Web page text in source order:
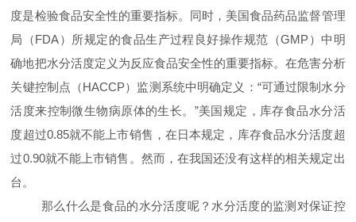
度是检验食品安全性的重要指标。同时，美国食品药品监督管理
局（FDA）所规定的食品生产过程良好操作规范（GMP）中明
确地把水分活度定义为反应食品安全性的重要指标。在危害分析
关键控制点（HACCP）监测系统中明确定义：“可通过限制水分
活度来控制微生物病原体的生长。”美国规定，库存食品水分活
度超过0.85就不能上市销售，在日本规定，库存食品水分活度超
过0.90就不能上市销售。然而，在我国还没有这样的相关规定出
台。
那么什么是食品的水分活度呢 ？水分活度的监测对保证控